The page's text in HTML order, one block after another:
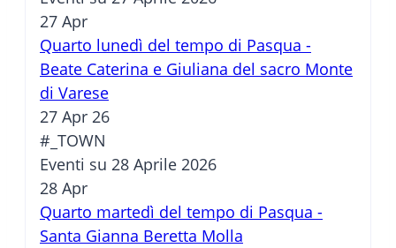
27 Apr
Quarto lunedì del tempo di Pasqua -
Beate Caterina e Giuliana del sacro Monte
di Varese
27 Apr 26
#_TOWN
Eventi su 28 Aprile 2026
28 Apr
Quarto martedì del tempo di Pasqua -
Santa Gianna Beretta Molla